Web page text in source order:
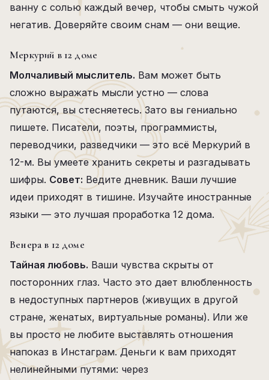
ванну с солью каждый вечер, чтобы смыть чужой
негатив. Доверяйте своим снам — они вещие.
Меркурий в 12 доме
Молчаливый мыслитель. Вам может быть
сложно выражать мысли устно — слова
путаются, вы стесняетесь. Зато вы гениально
пишете. Писатели, поэты, программисты,
переводчики, разведчики — это всё Меркурий в
12-м. Вы умеете хранить секреты и разгадывать
шифры. Совет: Ведите дневник. Ваши лучшие
идеи приходят в тишине. Изучайте иностранные
языки — это лучшая проработка 12 дома.
Венера в 12 доме
Тайная любовь. Ваши чувства скрыты от
посторонних глаз. Часто это дает влюбленность
в недоступных партнеров (живущих в другой
стране, женатых, виртуальные романы). Или же
вы просто не любите выставлять отношения
напоказ в Инстаграм. Деньги к вам приходят
нелинейными путями: через